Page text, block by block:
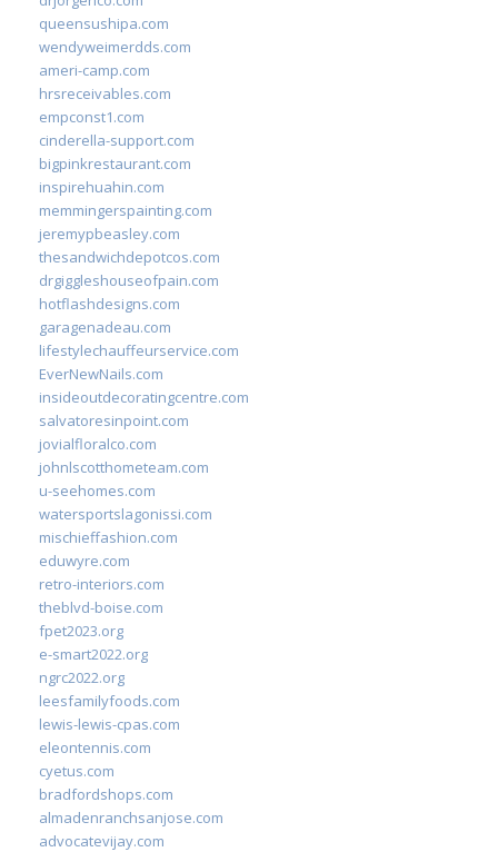
queensushipa.com
wendyweimerdds.com
ameri-camp.com
hrsreceivables.com
empconst1.com
cinderella-support.com
bigpinkrestaurant.com
inspirehuahin.com
memmingerspainting.com
jeremypbeasley.com
thesandwichdepotcos.com
drgiggleshouseofpain.com
hotflashdesigns.com
garagenadeau.com
lifestylechauffeurservice.com
EverNewNails.com
insideoutdecoratingcentre.com
salvatoresinpoint.com
jovialfloralco.com
johnlscotthometeam.com
u-seehomes.com
watersportslagonissi.com
mischieffashion.com
eduwyre.com
retro-interiors.com
theblvd-boise.com
fpet2023.org
e-smart2022.org
ngrc2022.org
leesfamilyfoods.com
lewis-lewis-cpas.com
eleontennis.com
cyetus.com
bradfordshops.com
almadenranchsanjose.com
advocatevijay.com